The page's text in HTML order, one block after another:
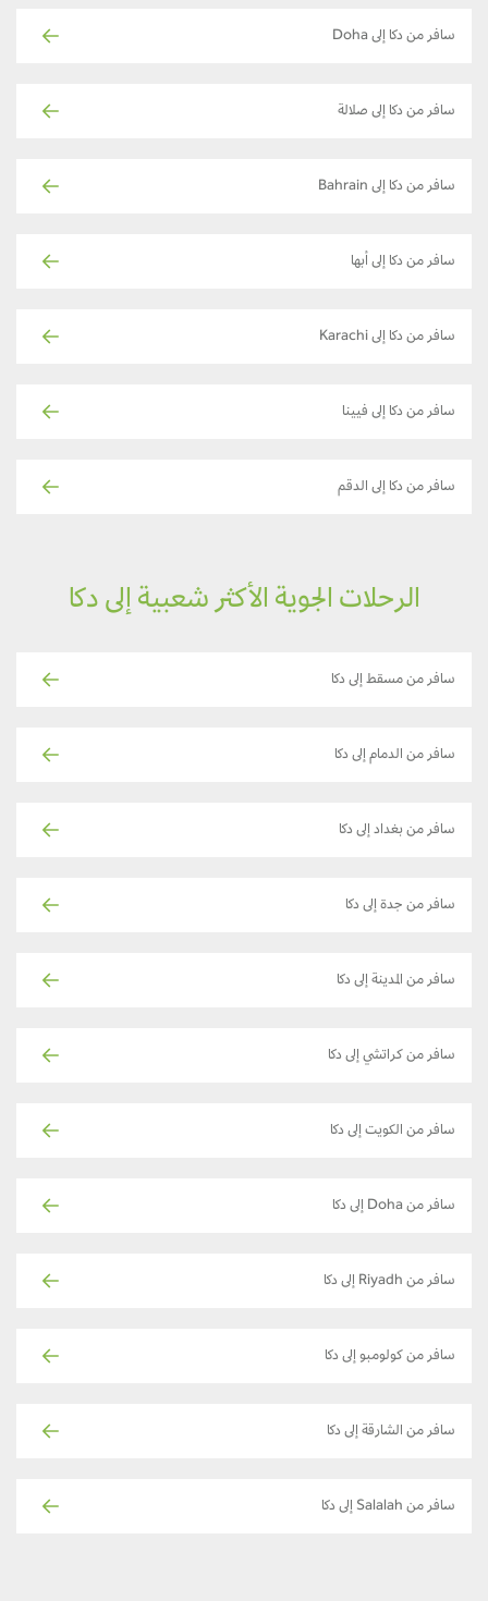
سافر من دكا إلى Doha
سافر من دكا إلى صلالة
سافر من دكا إلى Bahrain
سافر من دكا إلى أبها
سافر من دكا إلى Karachi
سافر من دكا إلى فيينا
سافر من دكا إلى الدقم
الرحلات الجوية الأكثر شعبية إلى دكا
سافر من مسقط إلى دكا
سافر من الدمام إلى دكا
سافر من بغداد إلى دكا
سافر من جدة إلى دكا
سافر من المدينة إلى دكا
سافر من كراتشي إلى دكا
سافر من الكويت إلى دكا
سافر من Doha إلى دكا
سافر من Riyadh إلى دكا
سافر من كولومبو إلى دكا
سافر من الشارقة إلى دكا
سافر من Salalah إلى دكا